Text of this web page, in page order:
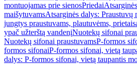
montuojamas prie sienosPriedai
maišytuvamsAtsarginės dalys: Praustuvų
jungtys praustuvams, plautuvėms,
ypač užterštą vandenįNuotekų sifonai
Nuotekų sifonai praustuvamsP-formos
formos sifonaiP-formos sifonai, vietą
dalys: P-formos sifonai, vietą taupantis